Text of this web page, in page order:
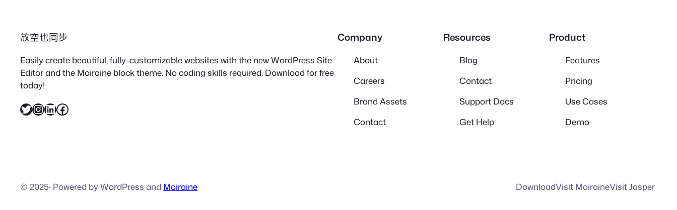
放空也同步
Easily create beautiful, fully-customizable websites with the new WordPress Site
Editor and the Moiraine block theme. No coding skills required. Download for free
today!
X InstagramLinkedIn Facebook
Company
About
Careers
Brand Assets
Contact
Resources
Blog
Contact
Support Docs
Get Help
Product
Features
Pricing
Use Cases
Demo
© 2025· Powered by WordPress and Moiraine DownloadVisit MoiraineVisit Jasper